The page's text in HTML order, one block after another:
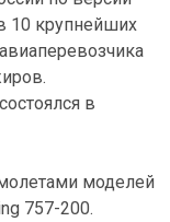
10 крупнейших
в
моделей
757-200.